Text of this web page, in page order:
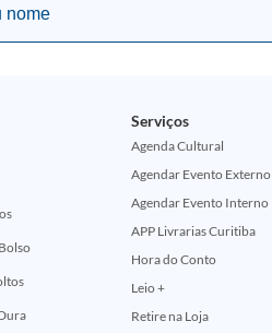
Serviços
Agenda Cultural
Agendar Evento Externo
Agendar Evento Interno
APP Livrarias Curitiba
Hora do Conto
Leio +
Retire na Loja